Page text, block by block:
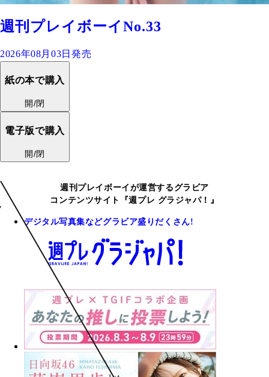
週刊プレイボーイNo.33
2026年08月03日発売
紙の本で購入
開/閉
電子版で購入
開/閉
週刊プレイボーイが運営するグラビア
コンテンツサイト『週プレ グラジャパ！』
デジタル写真集などグラビア盛りだくさん!